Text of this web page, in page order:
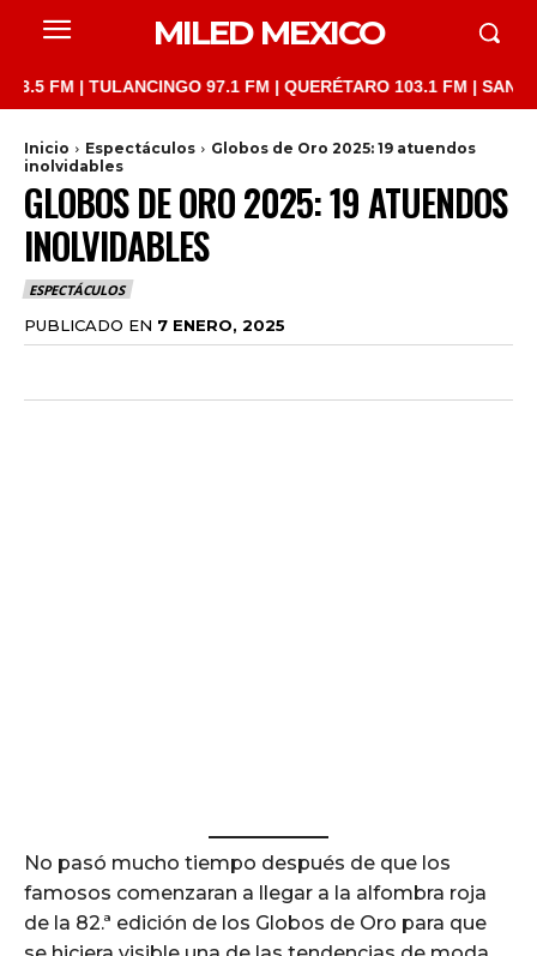
MILED MEXICO
97.1 FM | QUERÉTARO 103.1 FM | SAN JUAN
Inicio Espectáculos
Globos de Oro 2025: 19 atuendos
inolvidables
GLOBOS DE ORO 2025: 19 ATUENDOS
INOLVIDABLES
ESPECTÁCULOS
PUBLICADO EN 7 ENERO, 2025
No pasó mucho tiempo después de que los
famosos comenzaran a llegar a la alfombra roja
de la 82.ª edición de los Globos de Oro para que